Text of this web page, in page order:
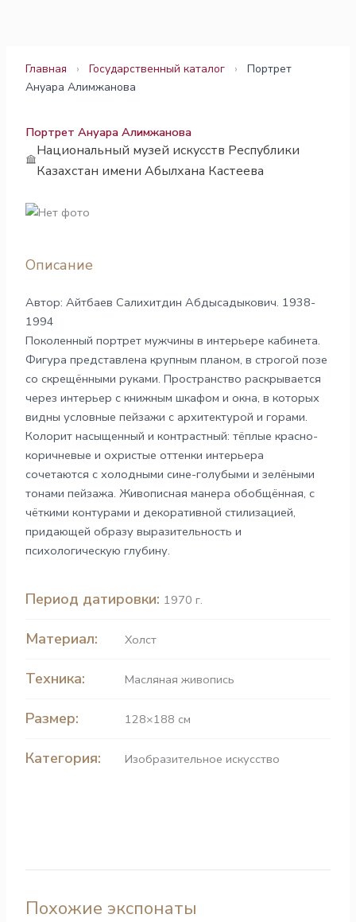
Главная › Государственный каталог ›
Портрет
Ануара Алимжанова
Портрет Ануара Алимжанова
Национальный музей искусств Республики
Казахстан имени Абылхана Кастеева
Описание
Автор: Айтбаев Салихитдин Абдысадыкович. 1938-
1994
Поколенный портрет мужчины в интерьере кабинета.
Фигура представлена крупным планом, в строгой позе
со скрещёнными руками. Пространство раскрывается
через интерьер с книжным шкафом и окна, в которых
видны условные пейзажи с архитектурой и горами.
Колорит насыщенный и контрастный: тёплые красно-
коричневые и охристые оттенки интерьера
сочетаются с холодными сине-голубыми и зелёными
тонами пейзажа. Живописная манера обобщённая, с
чёткими контурами и декоративной стилизацией,
придающей образу выразительность и
психологическую глубину.
Период датировки: 1970 г.
Материал: Холст
Техника: Масляная живопись
Размер: 128×188 см
Категория: Изобразительное искусство
Похожие экспонаты